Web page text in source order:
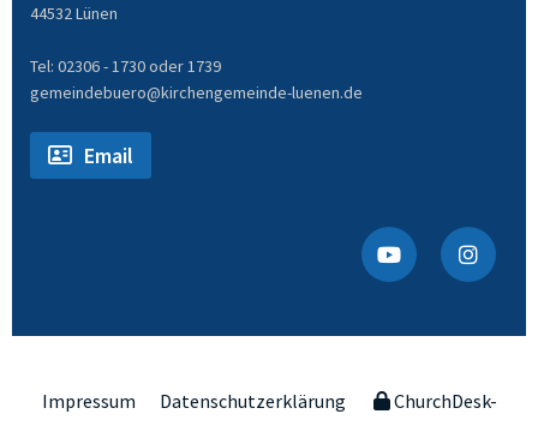
44532 Lünen
Tel: 02306 - 1730 oder 1739
gemeindebuero@kirchengemeinde-luenen.de
Email
Impressum Datenschutzerklärung
ChurchDesk-